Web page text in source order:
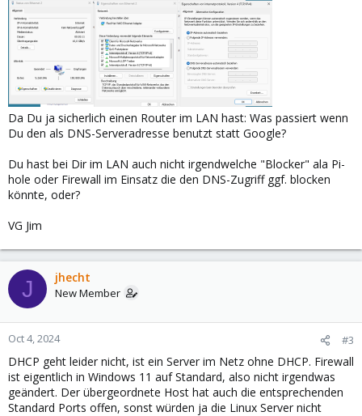
Da Du ja sicherlich einen Router im LAN hast: Was passiert wenn
Du den als DNS-Serveradresse benutzt statt Google?
Du hast bei Dir im LAN auch nicht irgendwelche "Blocker" ala Pi-
hole oder Firewall im Einsatz die den DNS-Zugriff ggf. blocken
könnte, oder?
VG Jim
J jhecht
New Member
Oct 4, 2024 #3
DHCP geht leider nicht, ist ein Server im Netz ohne DHCP. Firewall
ist eigentlich in Windows 11 auf Standard, also nicht irgendwas
geändert. Der übergeordnete Host hat auch die entsprechenden
Standard Ports offen, sonst würden ja die Linux Server nicht